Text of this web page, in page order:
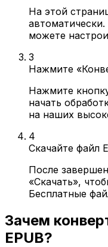
На этой
можете
3
Нажмите
Нажмите
начать
на наших
4
Скачайте файл
После
«Скачать»,
Бесплатные
Зачем
EPUB?